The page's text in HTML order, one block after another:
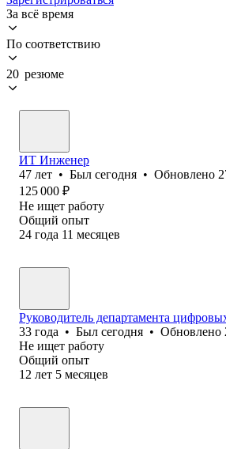
За всё время
По соответствию
20 резюме
ИТ Инженер
47 лет • Был сегодня • Обновлено
125 000 ₽
Не ищет работу
Общий опыт
24 года 11 месяцев
Руководитель департамента
33 года • Был сегодня • Обновлено
Не ищет работу
Общий опыт
12 лет 5 месяцев